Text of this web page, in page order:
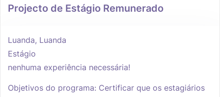
Projecto de Estágio Remunerado
Luanda, Luanda
Estágio
nenhuma experiência necessária!
Objetivos do programa: Certificar que os estagiários